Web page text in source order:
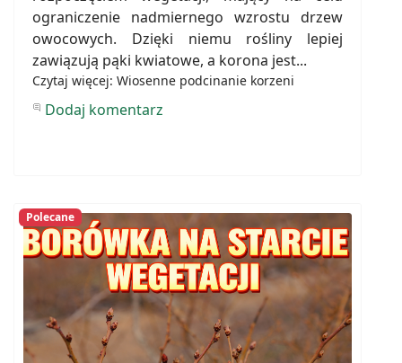
ograniczenie nadmiernego wzrostu drzew
owocowych. Dzięki niemu rośliny lepiej
zawiązują pąki kwiatowe, a korona jest...
Czytaj więcej: Wiosenne podcinanie korzeni
Dodaj komentarz
Polecane